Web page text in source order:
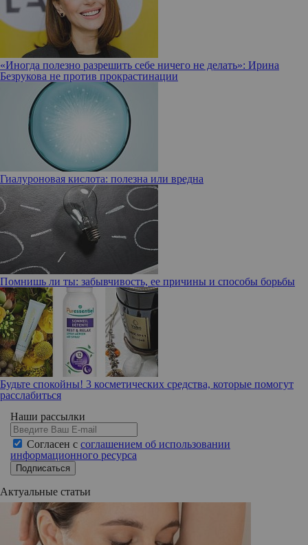
«Иногда полезно разрешить себе ничего не делать»: Ирина
Безрукова не против прокрастинации
Гиалуроновая кислота: полезна или вредна
Помнишь ли ты: забывчивость, ее причины и способы борьбы
Будьте спокойны! 3 косметических средства, которые помогут
расслабиться
Наши рассылки
Согласен с соглашением об использовании
информационного ресурса
Подписаться
Актуальные статьи